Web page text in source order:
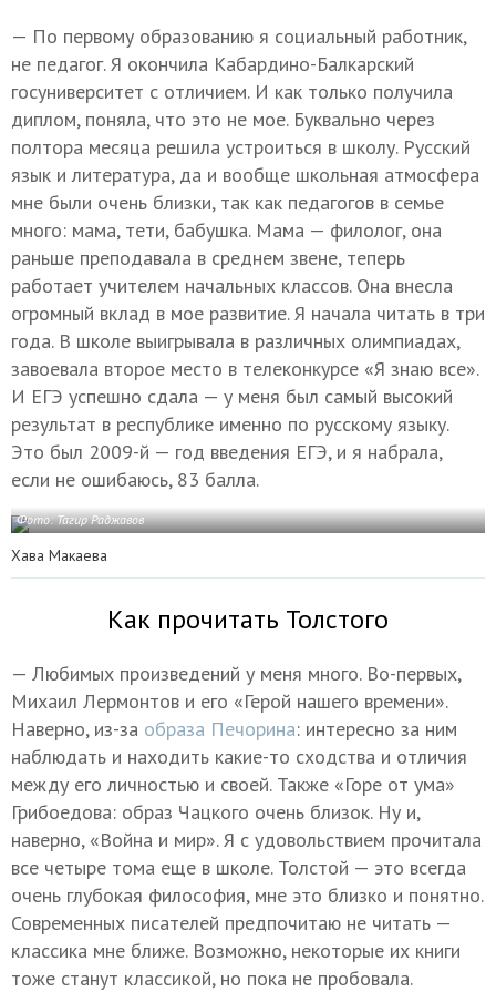
— По первому образованию я социальный работник,
не педагог. Я окончила Кабардино-Балкарский
госуниверситет с отличием. И как только получила
диплом, поняла, что это не мое. Буквально через
полтора месяца решила устроиться в школу. Русский
язык и литература, да и вообще школьная атмосфера
мне были очень близки, так как педагогов в семье
много: мама, тети, бабушка. Мама — филолог, она
раньше преподавала в среднем звене, теперь
работает учителем начальных классов. Она внесла
огромный вклад в мое развитие. Я начала читать в три
года. В школе выигрывала в различных олимпиадах,
завоевала второе место в телеконкурсе «Я знаю все».
И ЕГЭ успешно сдала — у меня был самый высокий
результат в республике именно по русскому языку.
Это был 2009-й — год введения ЕГЭ, и я набрала,
если не ошибаюсь, 83 балла.
Фото: Тагир Раджавов
Хава Макаева
Как прочитать Толстого
— Любимых произведений у меня много. Во-первых,
Михаил Лермонтов и его «Герой нашего времени».
Наверно, из-за образа Печорина: интересно за ним
наблюдать и находить какие-то сходства и отличия
между его личностью и своей. Также «Горе от ума»
Грибоедова: образ Чацкого очень близок. Ну и,
наверно, «Война и мир». Я с удовольствием прочитала
все четыре тома еще в школе. Толстой — это всегда
очень глубокая философия, мне это близко и понятно.
Современных писателей предпочитаю не читать —
классика мне ближе. Возможно, некоторые их книги
тоже станут классикой, но пока не пробовала.